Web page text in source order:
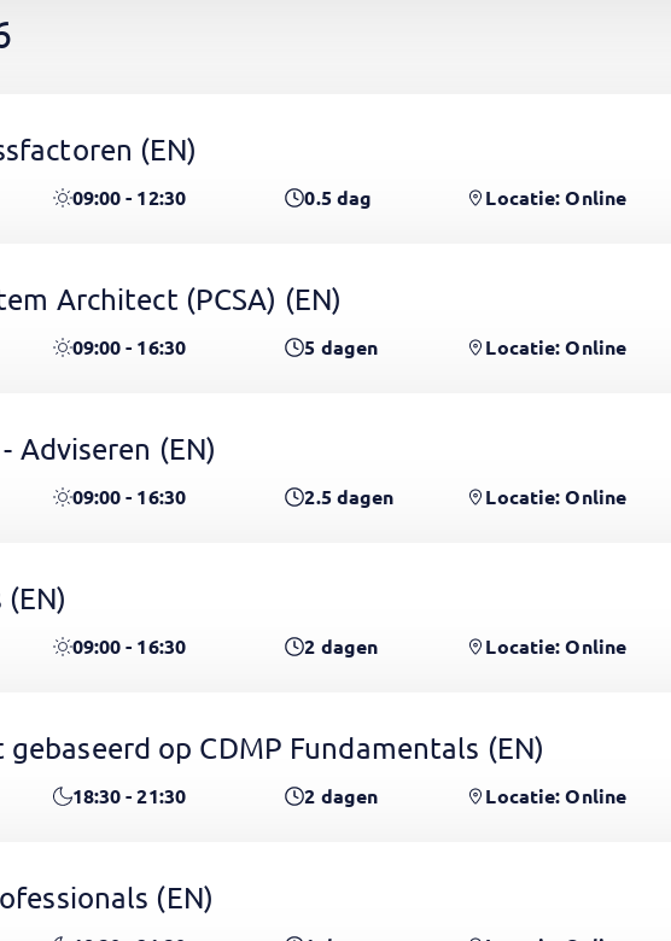
(EN)
09:00 - 12:30 0.5dag Locatie: Online
Architect (PCSA) (EN)
09:00 - 16:30 5 dagen Locatie: Online
Adviseren (EN)
09:00 - 16:30 2.5dagen Locatie: Online
(EN)
09:00 - 16:30 2 dagen Locatie: Online
op CDMP Fundamentals (EN)
18:30 - 21:30 2 dagen Locatie: Online
(EN)